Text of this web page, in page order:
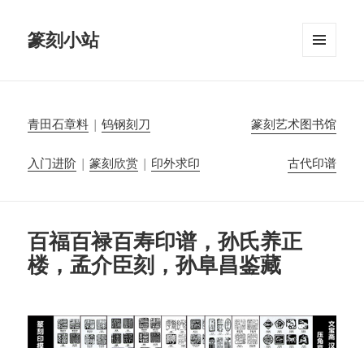
篆刻小站
青田石章料 |钨钢刻刀 篆刻艺术图书馆
入门进阶 |篆刻欣赏 | 印外求印 古代印谱
百福百禄百寿印谱，孙氏养正
楼，孟介臣刻，孙阜昌鉴藏